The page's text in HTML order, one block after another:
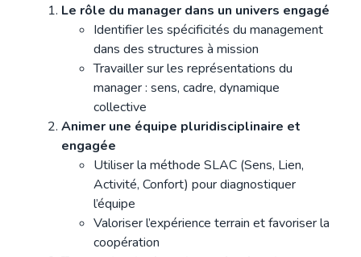
Le rôle du manager dans un univers engagé
Identifier les spécificités du management
dans des structures à mission
Travailler sur les représentations du
manager : sens, cadre, dynamique
collective
Animer une équipe pluridisciplinaire et
engagée
Utiliser la méthode SLAC (Sens, Lien,
Activité, Confort) pour diagnostiquer
l’équipe
Valoriser l’expérience terrain et favoriser la
coopération